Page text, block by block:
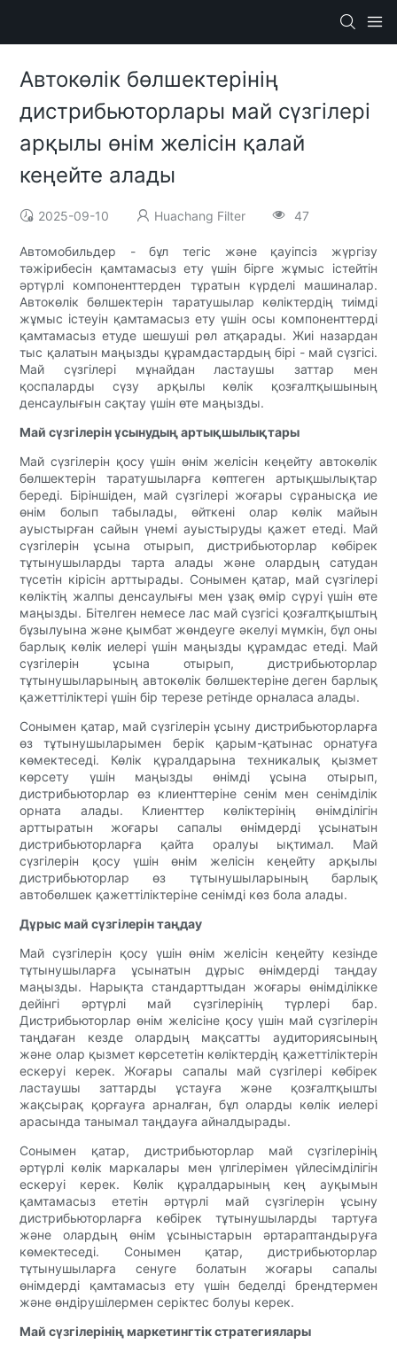
Автокөлік бөлшектерінің
дистрибьюторлары май сүзгілері
арқылы өнім желісін қалай
кеңейте алады
2025-09-10 Huachang Filter 47
Автомобильдер - бұл тегіс және қауіпсіз жүргізу
тәжірибесін қамтамасыз ету үшін бірге жұмыс істейтін
әртүрлі компоненттерден тұратын күрделі машиналар.
Автокөлік бөлшектерін таратушылар көліктердің тиімді
жұмыс істеуін қамтамасыз ету үшін осы компоненттерді
қамтамасыз етуде шешуші рөл атқарады. Жиі назардан
тыс қалатын маңызды құрамдастардың бірі - май сүзгісі.
Май сүзгілері мұнайдан ластаушы заттар мен
қоспаларды сүзу арқылы көлік қозғалтқышының
денсаулығын сақтау үшін өте маңызды.
Май сүзгілерін ұсынудың артықшылықтары
Май сүзгілерін қосу үшін өнім желісін кеңейту автокөлік
бөлшектерін таратушыларға көптеген артықшылықтар
береді. Біріншіден, май сүзгілері жоғары сұранысқа ие
өнім болып табылады, өйткені олар көлік майын
ауыстырған сайын үнемі ауыстыруды қажет етеді. Май
сүзгілерін ұсына отырып, дистрибьюторлар көбірек
тұтынушыларды тарта алады және олардың сатудан
түсетін кірісін арттырады. Сонымен қатар, май сүзгілері
көліктің жалпы денсаулығы мен ұзақ өмір сүруі үшін өте
маңызды. Бітелген немесе лас май сүзгісі қозғалтқыштың
бұзылуына және қымбат жөндеуге әкелуі мүмкін, бұл оны
барлық көлік иелері үшін маңызды құрамдас етеді. Май
сүзгілерін ұсына отырып, дистрибьюторлар
тұтынушыларының автокөлік бөлшектеріне деген барлық
қажеттіліктері үшін бір терезе ретінде орналаса алады.
Сонымен қатар, май сүзгілерін ұсыну дистрибьюторларға
өз тұтынушыларымен берік қарым-қатынас орнатуға
көмектеседі. Көлік құралдарына техникалық қызмет
көрсету үшін маңызды өнімді ұсына отырып,
дистрибьюторлар өз клиенттеріне сенім мен сенімділік
орната алады. Клиенттер көліктерінің өнімділігін
арттыратын жоғары сапалы өнімдерді ұсынатын
дистрибьюторларға қайта оралуы ықтимал. Май
сүзгілерін қосу үшін өнім желісін кеңейту арқылы
дистрибьюторлар өз тұтынушыларының барлық
автобөлшек қажеттіліктеріне сенімді көз бола алады.
Дұрыс май сүзгілерін таңдау
Май сүзгілерін қосу үшін өнім желісін кеңейту кезінде
тұтынушыларға ұсынатын дұрыс өнімдерді таңдау
маңызды. Нарықта стандарттыдан жоғары өнімділікке
дейінгі әртүрлі май сүзгілерінің түрлері бар.
Дистрибьюторлар өнім желісіне қосу үшін май сүзгілерін
таңдаған кезде олардың мақсатты аудиториясының
және олар қызмет көрсететін көліктердің қажеттіліктерін
ескеруі керек. Жоғары сапалы май сүзгілері көбірек
ластаушы заттарды ұстауға және қозғалтқышты
жақсырақ қорғауға арналған, бұл оларды көлік иелері
арасында танымал таңдауға айналдырады.
Сонымен қатар, дистрибьюторлар май сүзгілерінің
әртүрлі көлік маркалары мен үлгілерімен үйлесімділігін
ескеруі керек. Көлік құралдарының кең ауқымын
қамтамасыз ететін әртүрлі май сүзгілерін ұсыну
дистрибьюторларға көбірек тұтынушыларды тартуға
және олардың өнім ұсыныстарын әртараптандыруға
көмектеседі. Сонымен қатар, дистрибьюторлар
тұтынушыларға сенуге болатын жоғары сапалы
өнімдерді қамтамасыз ету үшін беделді брендтермен
және өндірушілермен серіктес болуы керек.
Май сүзгілерінің маркетингтік стратегиялары